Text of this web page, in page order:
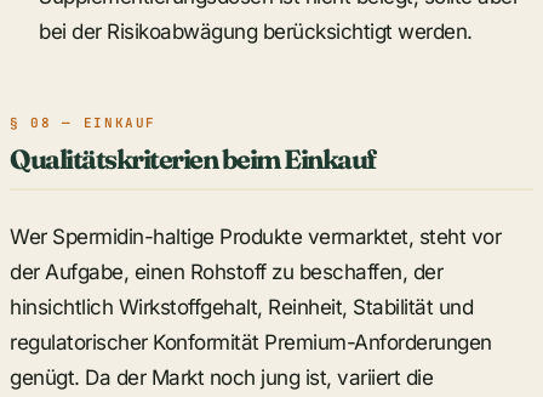
bei der Risikoabwägung berücksichtigt werden.
§ 08 — EINKAUF
Qualitätskriterien beim Einkauf
Wer Spermidin-haltige Produkte vermarktet, steht vor
der Aufgabe, einen Rohstoff zu beschaffen, der
hinsichtlich Wirkstoffgehalt, Reinheit, Stabilität und
regulatorischer Konformität Premium-Anforderungen
genügt. Da der Markt noch jung ist, variiert die